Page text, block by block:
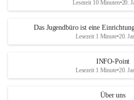
Lesezeit 10 Minuten•20.
Das Jugendbüro ist eine
Lesezeit 1 Minute•20.
INFO-Point
Lesezeit 1 Minute•20.
Über uns